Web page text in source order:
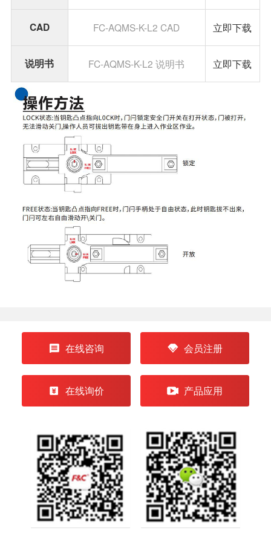
CAD FC-AQMS-K-L2 CAD 立即下载
说明书 FC-AQMS-K-L2 说明书 立即下载
在线咨询 会员注册
在线询价 产品应用